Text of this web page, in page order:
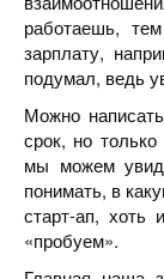
работаешь,
зарплату,
подумал, ведь
Можно
срок, но
мы можем
понимать, в
старт-ап, хоть
«пробуем».